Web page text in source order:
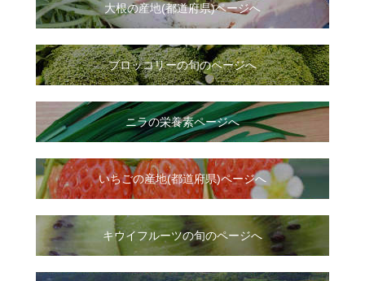
大根の産地(都道府県)ページへ
ブロッコリーの旬のページへ
ニラの栄養素ページへ
いちごの産地(都道府県)ページへ
キウイフルーツの旬のページへ